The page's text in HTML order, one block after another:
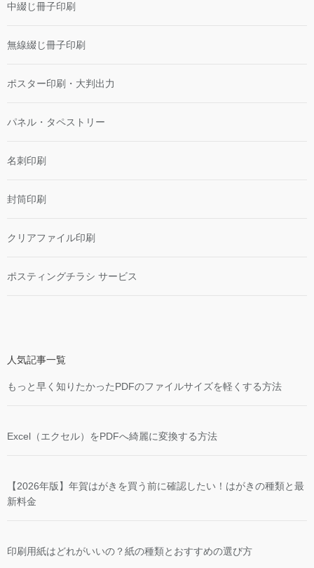
中綴じ冊子印刷
無線綴じ冊子印刷
ポスター印刷・大判出力
パネル・タペストリー
名刺印刷
封筒印刷
クリアファイル印刷
ポスティングチラシ サービス
人気記事一覧
もっと早く知りたかったPDFのファイルサイズを軽くする方法
Excel（エクセル）をPDFへ綺麗に変換する方法
【2026年版】年賀はがきを買う前に確認したい！はがきの種類と最
新料金
印刷用紙はどれがいいの？紙の種類とおすすめの選び方